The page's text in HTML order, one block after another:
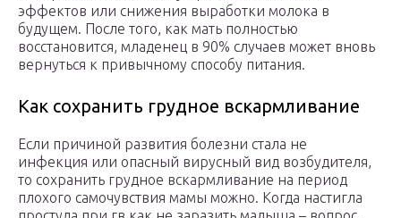
эффектов или снижения выработки молока в
будущем. После того, как мать полностью
восстановится, младенец в 90% случаев может вновь
вернуться к привычному способу питания.
Как сохранить грудное вскармливание
Если причиной развития болезни стала не
инфекция или опасный вирусный вид возбудителя,
то сохранить грудное вскармливание на период
плохого самочувствия мамы можно. Когда настигла